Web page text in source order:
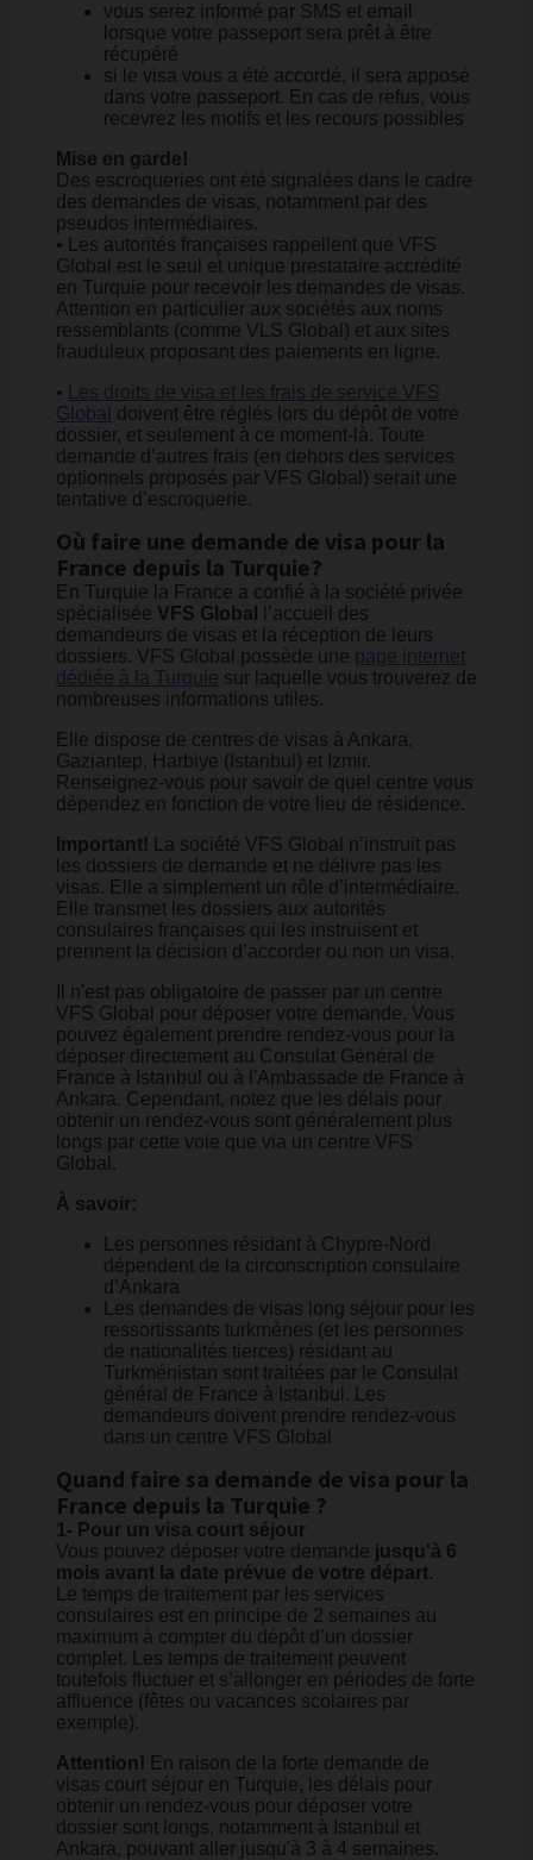
vous serez informé par SMS et email
lorsque votre passeport sera prêt à être
récupéré
si le visa vous a été accordé, il sera apposé
dans votre passeport. En cas de refus, vous
recevrez les motifs et les recours possibles
Mise en garde!
Des escroqueries ont été signalées dans le cadre
des demandes de visas, notamment par des
pseudos intermédiaires.
• Les autorités françaises rappellent que VFS
Global est le seul et unique prestataire accrédité
en Turquie pour recevoir les demandes de visas.
Attention en particulier aux sociétés aux noms
ressemblants (comme VLS Global) et aux sites
frauduleux proposant des paiements en ligne.
•
Les droits de visa et les frais de service VFS
Global
doivent être réglés lors du dépôt de votre
dossier, et seulement à ce moment-là. Toute
demande d’autres frais (en dehors des services
optionnels proposés par VFS Global) serait une
tentative d’escroquerie.
Où faire une demande de visa pour la
France depuis la Turquie?
En Turquie la France a confié à la société privée
spécialisée VFS Global
l’accueil des
demandeurs de visas et la réception de leurs
dossiers. VFS Global possède une
page internet
dédiée à la Turquie sur laquelle vous trouverez de
nombreuses informations utiles.
Elle dispose de centres de visas à Ankara,
Gaziantep, Harbiye (Istanbul) et Izmir.
Renseignez-vous pour savoir de quel centre vous
dépendez en fonction de votre lieu de résidence.
Important! La société VFS Global n’instruit pas
les dossiers de demande et ne délivre pas les
visas. Elle a simplement un rôle d’intermédiaire.
Elle transmet les dossiers aux autorités
consulaires françaises qui les instruisent et
prennent la décision d’accorder ou non un visa.
Il n'est pas obligatoire de passer par un centre
VFS Global pour déposer votre demande. Vous
pouvez également prendre rendez-vous pour la
déposer directement au Consulat Général de
France à Istanbul ou à l'Ambassade de France à
Ankara. Cependant, notez que les délais pour
obtenir un rendez-vous sont généralement plus
longs par cette voie que via un centre VFS
Global.
À savoir:
Les personnes résidant à Chypre-Nord
dépendent de la circonscription consulaire
d’Ankara
Les demandes de visas long séjour pour les
ressortissants turkmènes (et les personnes
de nationalités tierces) résidant au
Turkménistan sont traitées par le Consulat
général de France à Istanbul. Les
demandeurs doivent prendre rendez-vous
dans un centre VFS Global
Quand faire sa demande de visa pour la
France depuis la Turquie ?
1- Pour un visa court séjour
Vous pouvez déposer votre demande jusqu'à 6
mois avant la date prévue de votre départ.
Le temps de traitement par les services
consulaires est en principe de 2 semaines au
maximum à compter du dépôt d’un dossier
complet. Les temps de traitement peuvent
toutefois fluctuer et s’allonger en périodes de forte
affluence (fêtes ou vacances scolaires par
exemple).
Attention! En raison de la forte demande de
visas court séjour en Turquie, les délais pour
obtenir un rendez-vous pour déposer votre
dossier sont longs, notamment à Istanbul et
Ankara, pouvant aller jusqu'à 3 à 4 semaines.